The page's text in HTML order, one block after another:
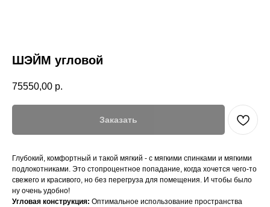
ШЭЙМ угловой
75550,00 р.
Заказать
Глубокий, комфортный и такой мягкий - с мягкими спинками и мягкими
подлокотниками. Это стопроцентное попадание, когда хочется чего-то
свежего и красивого, но без перегруза для помещения. И чтобы было
ну очень удобно!
Угловая конструкция: Оптимальное использование пространства